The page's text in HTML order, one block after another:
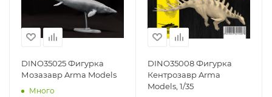
DINO35025 Фигурка
Мозазавр Arma Models
Много
DINO35008 Фигурка
Кентрозавр Arma
Models, 1/35